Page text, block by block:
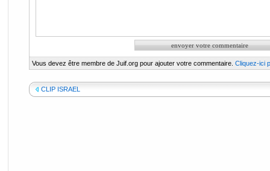
Vous devez être membre de Juif.org pour ajouter votre commentaire. Cliquez-ici
CLIP ISRAEL